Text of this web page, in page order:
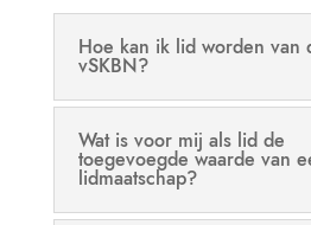
Hoe kan ik lid worden van
vSKBN?
Wat is voor mij als lid de
toegevoegde waarde van
lidmaatschap?